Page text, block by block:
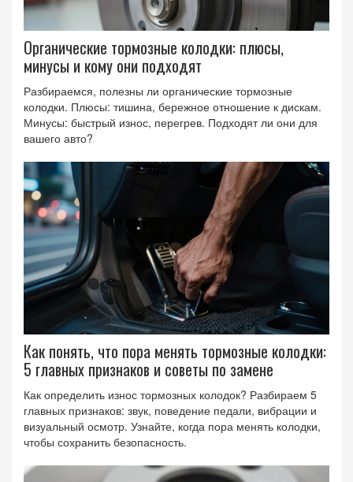
Органические тормозные колодки: плюсы,
минусы и кому они подходят
Разбираемся, полезны ли органические тормозные
колодки. Плюсы: тишина, бережное отношение к дискам.
Минусы: быстрый износ, перегрев. Подходят ли они для
вашего авто?
Как понять, что пора менять тормозные колодки:
5 главных признаков и советы по замене
Как определить износ тормозных колодок? Разбираем 5
главных признаков: звук, поведение педали, вибрации и
визуальный осмотр. Узнайте, когда пора менять колодки,
чтобы сохранить безопасность.